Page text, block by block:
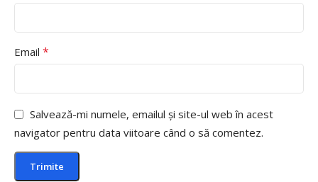
Email *
Salvează-mi numele, emailul și site-ul web în acest
navigator pentru data viitoare când o să comentez.